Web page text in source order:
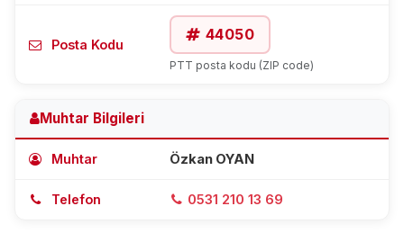
Posta Kodu
44050
PTT posta kodu (ZIP code)
Muhtar Bilgileri
Muhtar Özkan OYAN
Telefon 0531 210 13 69